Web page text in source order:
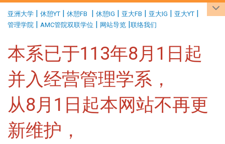
亚洲大学 | 休憩YT | 休憩FB | 休憩IG | 亚大FB | 亚大IG | 亚大YT |
管理学院 | AMC管院双联学位 | 网站导览 |联络我们
本系已于113年8月1日起
并入经营管理学系，
从8月1日起本网站不再更
新维护，